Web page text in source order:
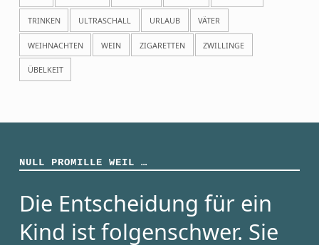
TRINKEN ULTRASCHALL URLAUB VÄTER
WEIHNACHTEN WEIN ZIGARETTEN ZWILLINGE
ÜBELKEIT
NULL PROMILLE WEIL …
Die Entscheidung für ein
Kind ist folgenschwer. Sie